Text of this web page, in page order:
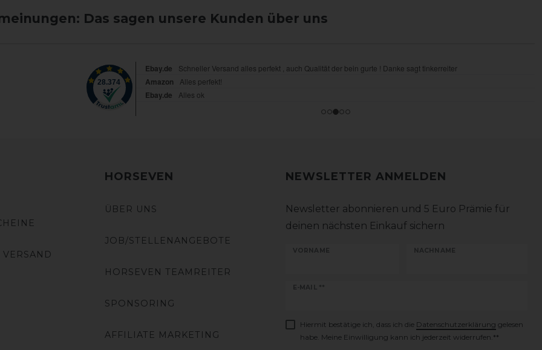
Das sagen unsere Kunden über uns
HORSEVEN
ÜBER UNS
JOB/STELLENANGEBOTE
HORSEVEN TEAMREITER
SPONSORING
AFFILIATE MARKETING
NEWSLETTER ANMELDEN
Newsletter abonnieren und 5 Euro Prämie für
deinen nächsten Einkauf sichern
VORNAME NACHNAME
E-MAIL **
Newsletter
Hiermit bestätige ich, dass ich die Daten­schutz­erklärung gelesen
habe. Meine Einwilligung kann ich jederzeit widerrufen.**